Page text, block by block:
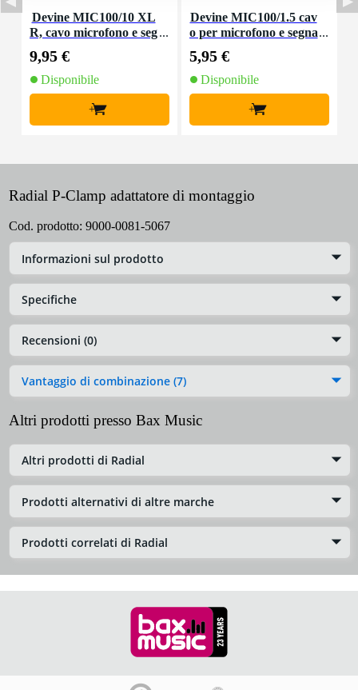
Devine MIC100/10 XL
R, cavo microfono e seg
9,95 €
Disponibile
+
Devine MIC100/1.5 cav
o per microfono e segna
5,95 €
Disponibile
+
Radial P-Clamp adattatore di montaggio
Cod. prodotto: 9000-0081-5067
Informazioni sul prodotto
Specifiche
Recensioni (0)
Vantaggio di combinazione (7)
Altri prodotti presso Bax Music
Altri prodotti di Radial
Prodotti alternativi di altre marche
Prodotti correlati di Radial